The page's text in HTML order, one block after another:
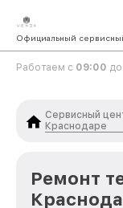
Официальный
Работаем с 09:00 до
Сервисный
Краснодаре
Ремонт